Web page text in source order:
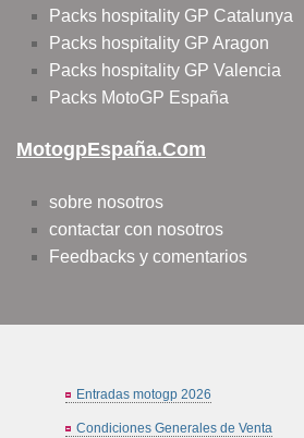
Packs hospitality GP Catalunya
Packs hospitality GP Aragon
Packs hospitality GP Valencia
Packs MotoGP España
MotogpEspaña.com
sobre nosotros
contactar con nosotros
Feedbacks y comentarios
Entradas motogp 2026
Condiciones Generales de Venta